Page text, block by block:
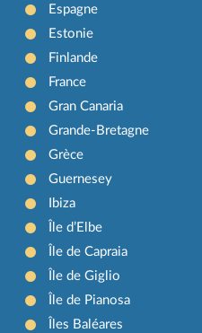
Espagne
Estonie
Finlande
France
Gran Canaria
Grande-Bretagne
Grèce
Guernesey
Ibiza
Île d’Elbe
Île de Capraia
Île de Giglio
Île de Pianosa
Îles Baléares